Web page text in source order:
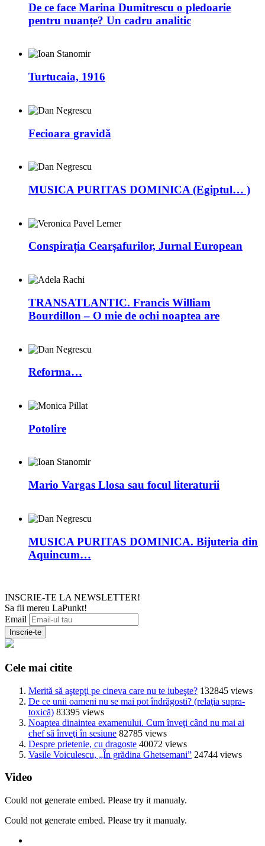
De ce face Marina Dumitrescu o pledoarie
pentru nuanțe? Un cadru analitic
Turtucaia, 1916
Fecioara gravidă
MUSICA PURITAS DOMINICA (Egiptul… )
Conspirația Cearșafurilor, Jurnal European
TRANSATLANTIC. Francis William
Bourdillon – O mie de ochi noaptea are
Reforma…
Potolire
Mario Vargas Llosa sau focul literaturii
MUSICA PURITAS DOMINICA. Bijuteria din
Aquincum…
INSCRIE-TE LA NEWSLETTER!
Sa fii mereu LaPunkt!
Email
Cele mai citite
Merită să aştepţi pe cineva care nu te iubeşte? 132845 views
De ce unii oameni nu se mai pot îndrăgosti? (relaţia supra-
toxică) 83395 views
Noaptea dinaintea examenului. Cum înveţi când nu mai ai
chef să înveţi în sesiune 82785 views
Despre prietenie, cu dragoste 40072 views
Vasile Voiculescu, „În grădina Ghetsemani” 24744 views
Video
Could not generate embed. Please try it manualy.
Could not generate embed. Please try it manualy.